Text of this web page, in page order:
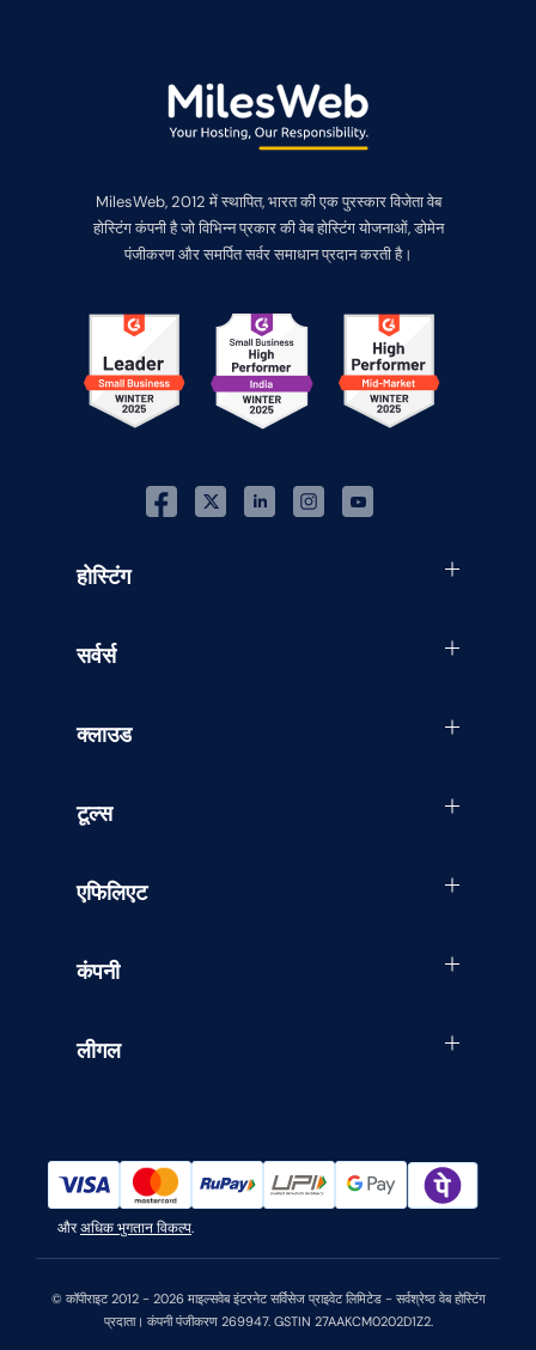
MilesWeb, 2012 में स्थापित, भारत की एक पुरस्कार विजेता वेब
होस्टिंग कंपनी है जो विभिन्न प्रकार की वेब होस्टिंग योजनाओं, डोमेन
पंजीकरण और समर्पित सर्वर समाधान प्रदान करती है।
होस्टिंग
सर्वर्स
क्लाउड
टूल्स
एफिलिएट
कंपनी
लीगल
औरअधिक भुगतान विकल्प.
© कॉपीराइट 2012 - 2026 माइल्सवेब इंटरनेट सर्विसेज प्राइवेट लिमिटेड - सर्वश्रेष्ठ वेब होस्टिंग
प्रदाता। कंपनी पंजीकरण 269947. GSTIN 27AAKCM0202D1Z2.